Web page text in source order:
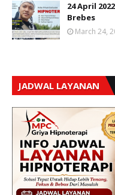
24 April
Brebes
March 24,
JADWAL LAYANAN